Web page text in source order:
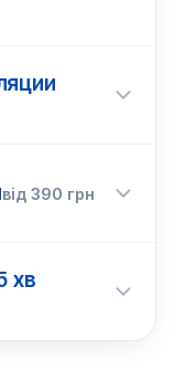
від390 грн
хв